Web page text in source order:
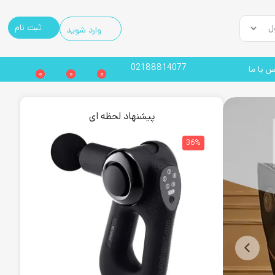
وارد شوید ثبت نام
با ما 02188814077
0
0
0
پیشنهاد لحظه ای
36%